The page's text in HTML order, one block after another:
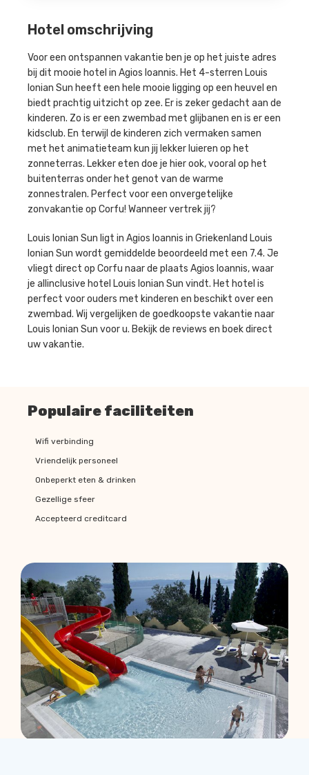
Hotel omschrijving
Voor een ontspannen vakantie ben je op het juiste adres
bij dit mooie hotel in Agios Ioannis. Het 4-sterren Louis
Ionian Sun heeft een hele mooie ligging op een heuvel en
biedt prachtig uitzicht op zee. Er is zeker gedacht aan de
kinderen. Zo is er een zwembad met glijbanen en is er een
kidsclub. En terwijl de kinderen zich vermaken samen
met het animatieteam kun jij lekker luieren op het
zonneterras. Lekker eten doe je hier ook, vooral op het
buitenterras onder het genot van de warme
zonnestralen. Perfect voor een onvergetelijke
zonvakantie op Corfu! Wanneer vertrek jij?
Louis Ionian Sun ligt in Agios Ioannis in Griekenland Louis
Ionian Sun wordt gemiddelde beoordeeld met een 7.4. Je
vliegt direct op Corfu naar de plaats Agios Ioannis, waar
je allinclusive hotel Louis Ionian Sun vindt. Het hotel is
perfect voor ouders met kinderen en beschikt over een
zwembad. Wij vergelijken de goedkoopste vakantie naar
Louis Ionian Sun voor u. Bekijk de reviews en boek direct
uw vakantie.
Populaire faciliteiten
Wifi verbinding
Vriendelijk personeel
Onbeperkt eten & drinken
Gezellige sfeer
Accepteerd creditcard